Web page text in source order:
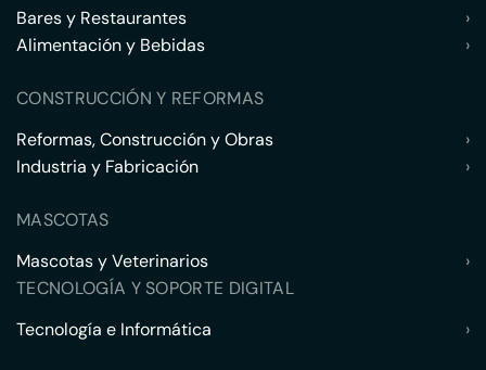
Bares y Restaurantes
›
Alimentación y Bebidas
›
CONSTRUCCIÓN Y REFORMAS
Reformas, Construcción y Obras
›
Industria y Fabricación
›
MASCOTAS
Mascotas y Veterinarios
›
TECNOLOGÍA Y SOPORTE DIGITAL
Tecnología e Informática
›